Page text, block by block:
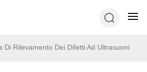
Di Rilevamento Dei Difetti Ad Ultrasuoni